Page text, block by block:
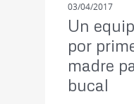
03/04/2017
Un
por
madre
bucal